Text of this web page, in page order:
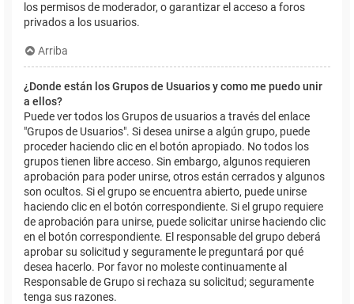
los permisos de moderador, o garantizar el acceso a foros
privados a los usuarios.
Arriba
¿Donde están los Grupos de Usuarios y como me puedo unir
a ellos?
Puede ver todos los Grupos de usuarios a través del enlace
"Grupos de Usuarios". Si desea unirse a algún grupo, puede
proceder haciendo clic en el botón apropiado. No todos los
grupos tienen libre acceso. Sin embargo, algunos requieren
aprobación para poder unirse, otros están cerrados y algunos
son ocultos. Si el grupo se encuentra abierto, puede unirse
haciendo clic en el botón correspondiente. Si el grupo requiere
de aprobación para unirse, puede solicitar unirse haciendo clic
en el botón correspondiente. El responsable del grupo deberá
aprobar su solicitud y seguramente le preguntará por qué
desea hacerlo. Por favor no moleste continuamente al
Responsable de Grupo si rechaza su solicitud; seguramente
tenga sus razones.